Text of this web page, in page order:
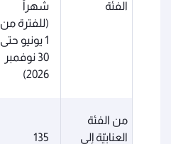
الفئة
شهراً
(للفترة من
1 يونيو حتى
30 نوفمبر
2026)
من الفئة
العنابيّة إلى
135